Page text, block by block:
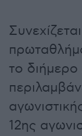
το
12ης